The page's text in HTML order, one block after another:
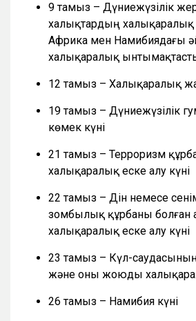
9 тамыз – Дүниежүзілік
халықтардың халықаралық
Африка мен Намибиядағы
халықаралық
12 тамыз – Халықаралық
19 тамыз – Дүниежүзілік
көмек күні
21 тамыз – Терроризм
халықаралық еске алу күні
22 тамыз – Дін немесе
зомбылық құрбаны болған
халықаралық еске алу күні
23 тамыз – Күл-
және оны жоюды
26 тамыз – Намибия күні